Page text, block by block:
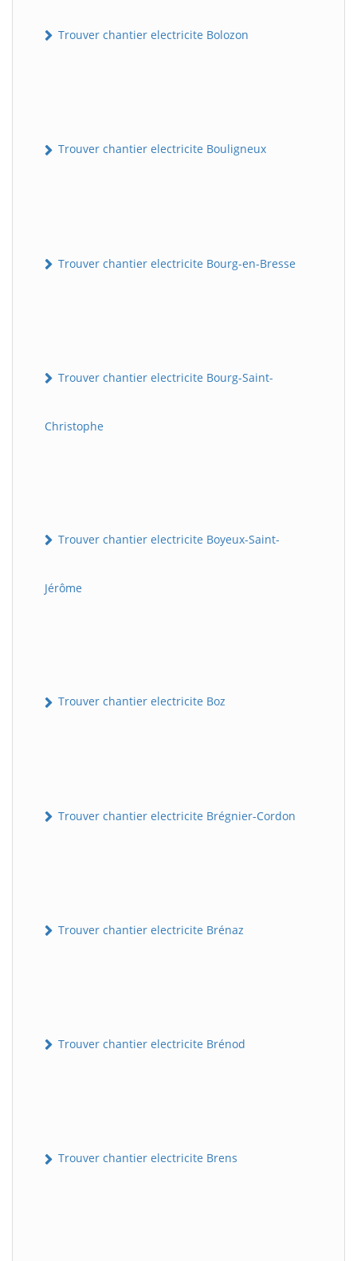
Trouver chantier electricite Bolozon
Trouver chantier electricite Bouligneux
Trouver chantier electricite Bourg-en-Bresse
Trouver chantier electricite Bourg-Saint-
Christophe
Trouver chantier electricite Boyeux-Saint-
Jérôme
Trouver chantier electricite Boz
Trouver chantier electricite Brégnier-Cordon
Trouver chantier electricite Brénaz
Trouver chantier electricite Brénod
Trouver chantier electricite Brens